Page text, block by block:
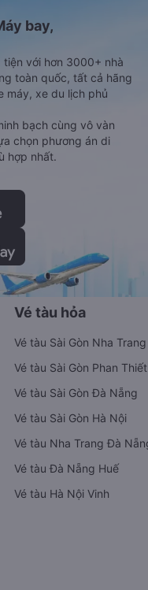
bay,
với hơn 3000+ nhà
toàn quốc, tất cả hãng
máy, xe du lịch phủ
bạch cùng vô vàn
chọn phương án di
hợp nhất.
Vé tàu hỏa
Vé tàu Sài Gòn Nha Trang
Vé tàu Sài Gòn Phan Thiết
Vé tàu Sài Gòn Đà Nẵng
Vé tàu Sài Gòn Hà Nội
Vé tàu Nha Trang Đà
Vé tàu Đà Nẵng Huế
Vé tàu Hà Nội Vinh